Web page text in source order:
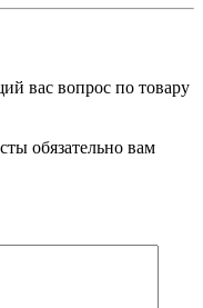
вас вопрос по товару
обязательно вам